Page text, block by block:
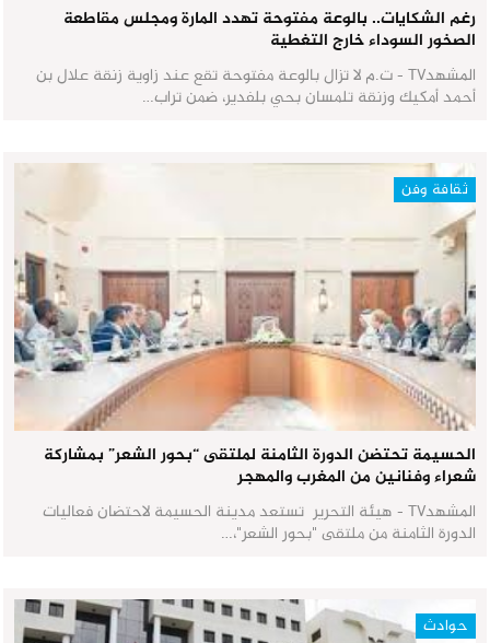
رغم الشكايات.. بالوعة مفتوحة تهدد المارة ومجلس مقاطعة
الصخور السوداء خارج التغطية
المشهدTV - ت.م لا تزال بالوعة مفتوحة تقع عند زاوية زنقة علال بن
أحمد أمكيك وزنقة تلمسان بحي بلفدير، ضمن تراب…
ثقافة وفن
الحسيمة تحتضن الدورة الثامنة لملتقى “بحور الشعر” بمشاركة
شعراء وفنانين من المغرب والمهجر
المشهدTV - هيئة التحرير تستعد مدينة الحسيمة لاحتضان فعاليات
الدورة الثامنة من ملتقى "بحور الشعر"،…
حوادث